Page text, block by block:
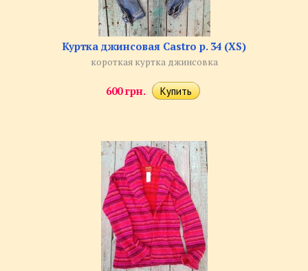
Куртка джинсовая Castro р. 34 (XS)
короткая куртка джинсовка
600 грн.